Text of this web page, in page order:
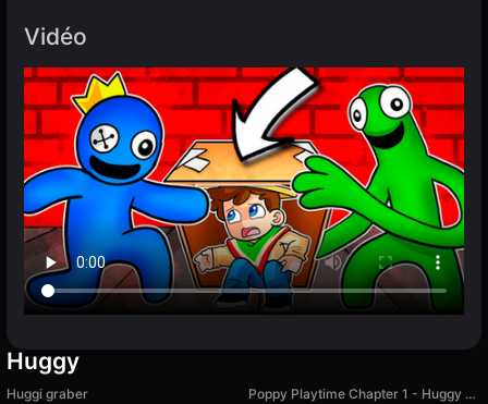
Vidéo
Huggy
Huggi graber
Poppy Playtime Chapter 1 - Huggy Wuggy